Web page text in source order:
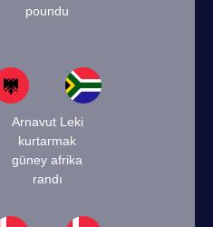
poundu
Arnavut Leki
kurtarmak
güney afrika
randı